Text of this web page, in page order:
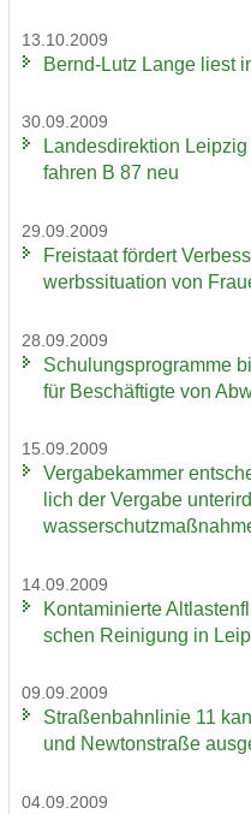
13.10.2009
Bernd-​Lutz Lange liest
30.09.2009
Lan­des­di­rek­ti­on
fah­ren B 87 neu
29.09.2009
Frei­staat för­dert
werbs­si­tua­ti­on von
28.09.2009
Schu­lungs­pro­gram­me
für Be­schäf­tig­te von
15.09.2009
Ver­ga­be­kam­mer
lich der Ver­ga­be
14.09.2009
Kon­ta­mi­nier­te
schen Rei­ni­gung in
09.09.2009
Stra­ßen­bahn­li­nie 11
und New­ton­stra­ße
04.09.2009